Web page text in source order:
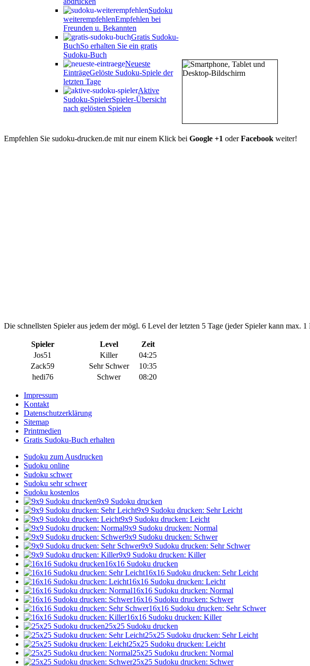
Sudoku
weiterempfehlenEmpfehlen bei
Freunden u. Bekannten
Gratis Sudoku-
BuchSo erhalten Sie ein gratis
Sudoku-Buch
Neueste
EinträgeGelöste Sudoku-Spiele der
letzten Tage
Aktive
Sudoku-SpielerSpieler-Übersicht
nach gelösten Spielen
Empfehlen Sie sudoku-drucken.de mit nur einem Klick bei Google +1 oderFacebook weiter!
Die schnellsten Spieler aus jedem der mögl. 6 Level der letzten 5 Tage (jeder Spieler kann max.
Spieler Level
Zeit
Jos51
Killer
04:25
Zack59
Sehr Schwer
10:35
hedi76
Schwer 08:20
Impressum
Kontakt
Datenschutzerklärung
Sitemap
Printmedien
Gratis Sudoku-Buch erhalten
Sudoku zum Ausdrucken
Sudoku online
Sudoku schwer
Sudoku sehr schwer
Sudoku kostenlos
9x9 Sudoku drucken
9x9 Sudoku drucken: Sehr Leicht
9x9 Sudoku drucken: Leicht
9x9 Sudoku drucken: Normal
9x9 Sudoku drucken: Schwer
9x9 Sudoku drucken: Sehr Schwer
9x9 Sudoku drucken: Killer
16x16 Sudoku drucken
16x16 Sudoku drucken: Sehr Leicht
16x16 Sudoku drucken: Leicht
16x16 Sudoku drucken: Normal
16x16 Sudoku drucken: Schwer
16x16 Sudoku drucken: Sehr Schwer
16x16 Sudoku drucken: Killer
25x25 Sudoku drucken
25x25 Sudoku drucken: Sehr Leicht
25x25 Sudoku drucken: Leicht
25x25 Sudoku drucken: Normal
25x25 Sudoku drucken: Schwer